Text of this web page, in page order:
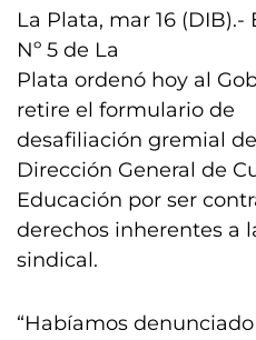
La Plata, mar 16
Nº 5 de La
Plata ordenó hoy al
retire el formulario de
desafiliación gremial
Dirección General de
Educación por ser
derechos inherentes a
sindical.
“Habíamos